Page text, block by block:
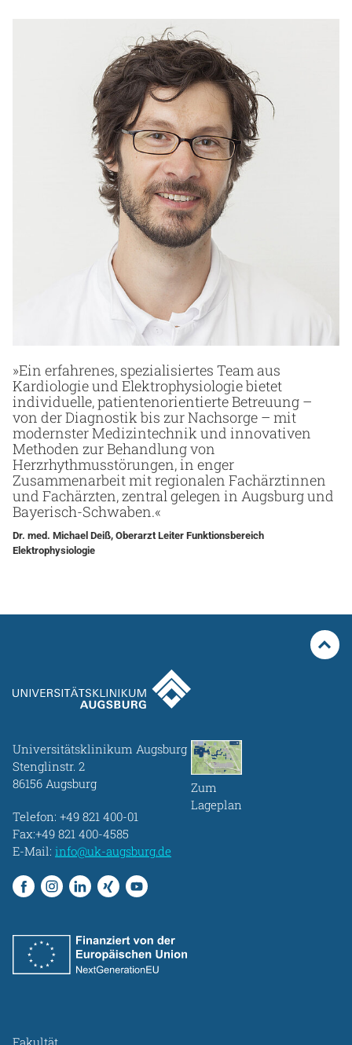
»Ein erfahrenes, spezialisiertes Team aus
Kardiologie und Elektrophysiologie bietet
individuelle, patientenorientierte Betreuung –
von der Diagnostik bis zur Nachsorge – mit
modernster Medizintechnik und innovativen
Methoden zur Behandlung von
Herzrhythmusstörungen, in enger
Zusammenarbeit mit regionalen Fachärztinnen
und Fachärzten, zentral gelegen in Augsburg und
Bayerisch-Schwaben.«
Dr. med. Michael Deiß, Oberarzt Leiter Funktionsbereich
Elektrophysiologie
Universitätsklinikum Augsburg
Stenglinstr. 2
86156 Augsburg
Telefon: +49 821 400-01
Fax:+49 821 400-4585
E-Mail: info@uk-augsburg.de
Zum
Lageplan